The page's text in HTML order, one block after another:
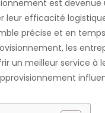
est
leur efficacité
précise et en
les
un meilleur service à